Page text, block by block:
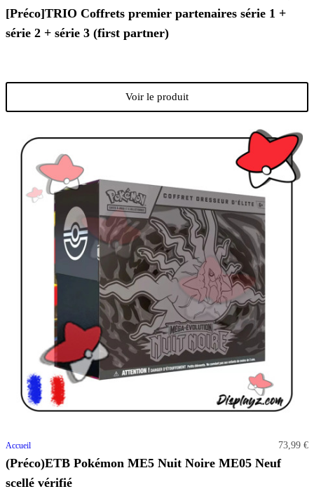
[Préco]TRIO Coffrets premier partenaires série 1 +
série 2 + série 3 (first partner)
Voir le produit
Accueil 73,99 €
(Préco)ETB Pokémon ME5 Nuit Noire ME05 Neuf
scellé vérifié